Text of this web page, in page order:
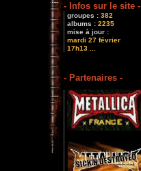
- Infos sur le site -
groupes : 382
albums : 2235
mise à jour :
mardi 27 février
17h13 ...
- Partenaires -